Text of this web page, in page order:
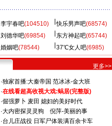
李宇春吧(104510) 快乐男声吧(68574)
刘德华吧(69854) 东方神起吧(65744)
婚姻吧(78544) 37℃女人吧(6985)
更多>>
·独家首播:大秦帝国 范冰冰-金大班
·在线看超高收视大戏:蜗居(完整版)
·倔强萝卜 麦田 媳妇的美好时代
·大内密探灵灵狗
倪萍-美丽的事
·台儿庄战役 日军尸体装满百余卡车